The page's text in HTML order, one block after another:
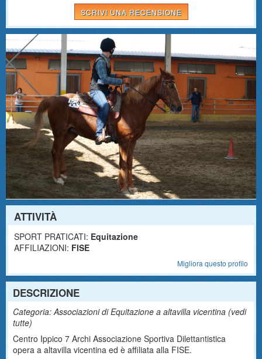
SCRIVI UNA RECENSIONE
ATTIVITÀ
SPORT PRATICATI: Equitazione
AFFILIAZIONI: FISE
Migliora questo profilo
DESCRIZIONE
Categoria: Associazioni di Equitazione a altavilla vicentina (vedi
tutte)
Centro Ippico 7 Archi Associazione Sportiva Dilettantistica
opera a altavilla vicentina ed è affiliata alla FISE.